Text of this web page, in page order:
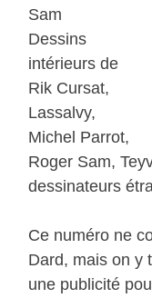
Sam
Dessins
intérieurs de
Rik Cursat,
Lassalvy,
Michel Parrot,
Roger Sam,
dessinateurs
Ce numéro ne
Dard, mais on y
une publicité